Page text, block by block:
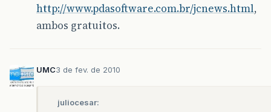
http://www.pdasoftware.com.br/jcnews.html,
ambos gratuitos.
UMC3 de fev. de 2010
juliocesar: